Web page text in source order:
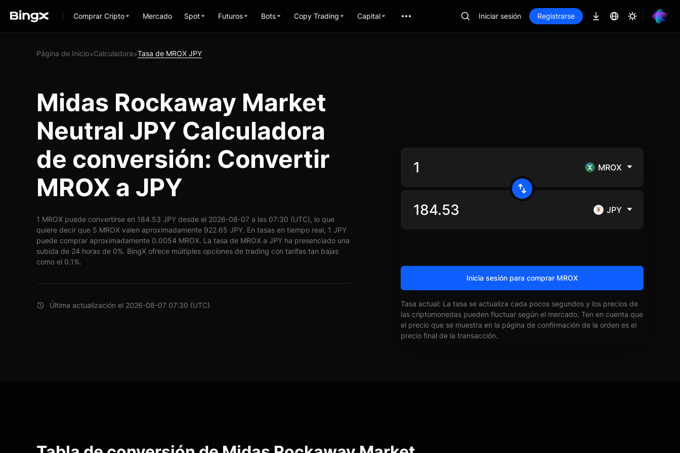
Comprar Cripto Mercado Spot Futuros Bots Copy Trading Capital Iniciar sesión Registrarse
Página de Inicio>Calculadora>Tasa de MROX JPY
Midas Rockaway Market
Neutral JPY Calculadora
de conversión: Convertir
MROX a JPY
1 MROX puede convertirse en 184.53 JPY desde el 2026-08-07 a las 07:30 (UTC), lo que
quiere decir que 5 MROX valen aproximadamente 922.65 JPY. En tasas en tiempo real, 1 JPY
puede comprar aproximadamente 0.0054 MROX. La tasa de MROX a JPY ha presenciado una
subida de 24 horas de 0%. BingX ofrece múltiples opciones de trading con tarifas tan bajas
como el 0.1%.
Última actualización el 2026-08-07 07:30 (UTC)
MROX
JPY
Inicia sesión para comprar MROX
Tasa actual: La tasa se actualiza cada pocos segundos y los precios de
las criptomonedas pueden fluctuar según el mercado. Ten en cuenta que
el precio que se muestra en la página de confirmación de la orden es el
precio final de la transacción.